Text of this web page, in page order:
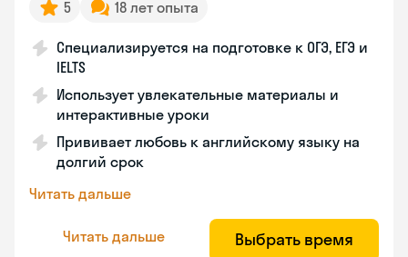
5 18 лет опыта
Специализируется на подготовке к ОГЭ, ЕГЭ и
IELTS
Использует увлекательные материалы и
интерактивные уроки
Прививает любовь к английскому языку на
долгий срок
Читать дальше
Читать дальше Выбрать время